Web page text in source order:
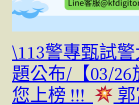
\113警專甄試
題公布/【03/26
您上榜 !!!